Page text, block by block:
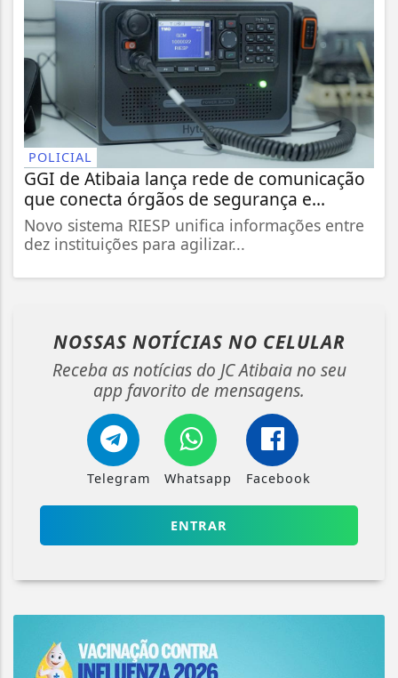
POLICIAL
GGI de Atibaia lança rede de comunicação
que conecta órgãos de segurança e...
Novo sistema RIESP unifica informações entre
dez instituições para agilizar...
NOSSAS NOTÍCIAS NO CELULAR
Receba as notícias do JC Atibaia no seu
app favorito de mensagens.
Telegram Whatsapp Facebook
ENTRAR